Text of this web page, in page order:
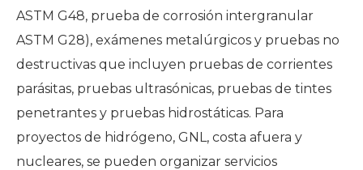
ASTM G48, prueba de corrosión intergranular
ASTM G28), exámenes metalúrgicos y pruebas no
destructivas que incluyen pruebas de corrientes
parásitas, pruebas ultrasónicas, pruebas de tintes
penetrantes y pruebas hidrostáticas. Para
proyectos de hidrógeno, GNL, costa afuera y
nucleares, se pueden organizar servicios